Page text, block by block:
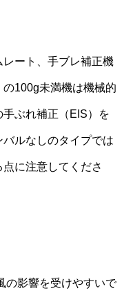
ート、手ブレ補正機
100g未満機は機械的
ぶれ補正（EIS）を
ルなしのタイプでは
に注意してくださ
の影響を受けやすいで